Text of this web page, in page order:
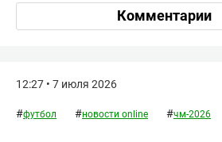
Комментарии
12:27 • 7 июля 2026
#футбол #новости online #чм-2026